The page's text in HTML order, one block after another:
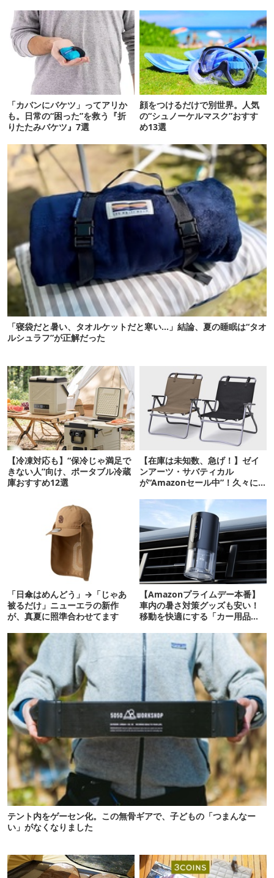
「カバンにバケツ」ってアリか
も。日常の“困った”を救う『折
りたたみバケツ』7選
顔をつけるだけで別世界。人気
の“シュノーケルマスク”おすす
め13選
「寝袋だと暑い、タオルケットだと寒い…」結論、夏の睡眠は“タオ
ルシュラフ”が正解だった
【冷凍対応も】“保冷じゃ満足で
きない人”向け、ポータブル冷蔵
庫おすすめ12選
【在庫は未知数、急げ！】ゼイ
ンアーツ・サバティカル
が“Amazonセール中”！久々に
「日傘はめんどう」→「じゃあ
被るだけ」ニューエラの新作
が、真夏に照準合わせてます
【Amazonプライムデー本番】
車内の暑さ対策グッズも安い！
移動を快適にする「カー用品」
テント内をゲーセン化。この無骨ギアで、子どもの「つまんなー
い」がなくなりました